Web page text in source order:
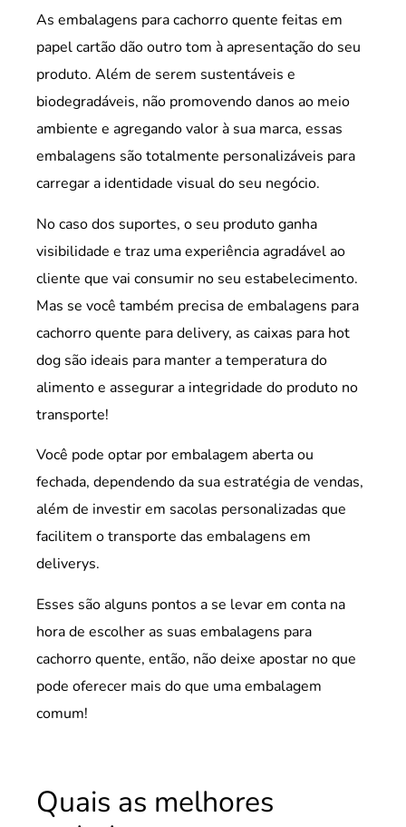
As embalagens para cachorro quente feitas em
papel cartão dão outro tom à apresentação do seu
produto. Além de serem sustentáveis e
biodegradáveis, não promovendo danos ao meio
ambiente e agregando valor à sua marca, essas
embalagens são totalmente personalizáveis para
carregar a identidade visual do seu negócio.
No caso dos suportes, o seu produto ganha
visibilidade e traz uma experiência agradável ao
cliente que vai consumir no seu estabelecimento.
Mas se você também precisa de embalagens para
cachorro quente para delivery, as caixas para hot
dog são ideais para manter a temperatura do
alimento e assegurar a integridade do produto no
transporte!
Você pode optar por embalagem aberta ou
fechada, dependendo da sua estratégia de vendas,
além de investir em sacolas personalizadas que
facilitem o transporte das embalagens em
deliverys.
Esses são alguns pontos a se levar em conta na
hora de escolher as suas embalagens para
cachorro quente, então, não deixe apostar no que
pode oferecer mais do que uma embalagem
comum!
Quais as melhores